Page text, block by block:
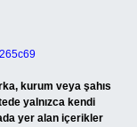
kurum veya şahıs
yalnızca kendi
yer alan içerikler